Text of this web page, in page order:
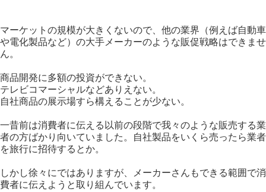
マーケットの規模が大きくないので、他の業界（例えば自動車
や電化製品など）の大手メーカーのような販促戦略はできませ
ん。
商品開発に多額の投資ができない。
テレビコマーシャルなどありえない。
自社商品の展示場すら構えることが少ない。
一昔前は消費者に伝える以前の段階で我々のような販売する業
者の方ばかり向いていました。自社製品をいくら売ったら業者
を旅行に招待するとか。
しかし徐々にではありますが、メーカーさんもできる範囲で消
費者に伝えようと取り組んでいます。